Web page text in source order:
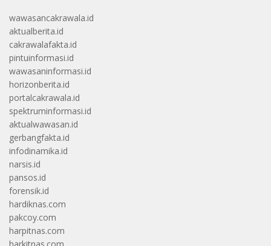
wawasancakrawala.id
aktualberita.id
cakrawalafakta.id
pintuinformasi.id
wawasaninformasi.id
horizonberita.id
portalcakrawala.id
spektruminformasi.id
aktualwawasan.id
gerbangfakta.id
infodinamika.id
narsis.id
pansos.id
forensik.id
hardiknas.com
pakcoy.com
harpitnas.com